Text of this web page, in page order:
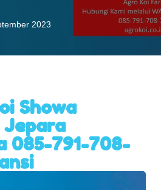
2023
Showa
Jepara
085-791-708-